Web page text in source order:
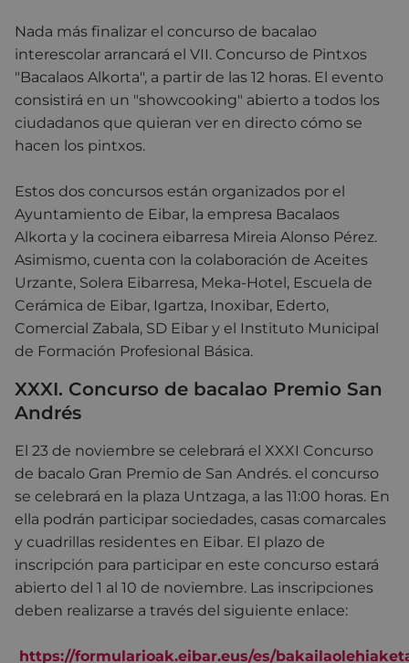
Nada más finalizar el concurso de bacalao
interescolar arrancará el VII. Concurso de Pintxos
"Bacalaos Alkorta", a partir de las 12 horas. El evento
consistirá en un "showcooking" abierto a todos los
ciudadanos que quieran ver en directo cómo se
hacen los pintxos.
Estos dos concursos están organizados por el
Ayuntamiento de Eibar, la empresa Bacalaos
Alkorta y la cocinera eibarresa Mireia Alonso Pérez.
Asimismo, cuenta con la colaboración de Aceites
Urzante, Solera Eibarresa, Meka-Hotel, Escuela de
Cerámica de Eibar, Igartza, Inoxibar, Ederto,
Comercial Zabala, SD Eibar y el Instituto Municipal
de Formación Profesional Básica.
XXXI. Concurso de bacalao Premio San
Andrés
El 23 de noviembre se celebrará el XXXI Concurso
de bacalo Gran Premio de San Andrés. el concurso
se celebrará en la plaza Untzaga, a las 11:00 horas. En
ella podrán participar sociedades, casas comarcales
y cuadrillas residentes en Eibar. El plazo de
inscripción para participar en este concurso estará
abierto del 1 al 10 de noviembre. Las inscripciones
deben realizarse a través del siguiente enlace:
https://formularioak.eibar.eus/es/